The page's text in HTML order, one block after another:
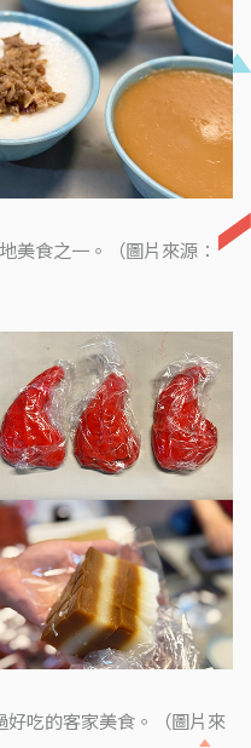
美食之一。（圖片來源：
好吃的客家美食。（圖片來